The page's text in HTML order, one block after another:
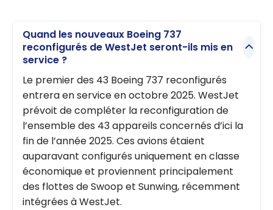
Quand les nouveaux Boeing 737
reconfigurés de WestJet seront-ils mis en
service ?
Le premier des 43 Boeing 737 reconfigurés
entrera en service en octobre 2025. WestJet
prévoit de compléter la reconfiguration de
l’ensemble des 43 appareils concernés d’ici la
fin de l’année 2025. Ces avions étaient
auparavant configurés uniquement en classe
économique et proviennent principalement
des flottes de Swoop et Sunwing, récemment
intégrées à WestJet.